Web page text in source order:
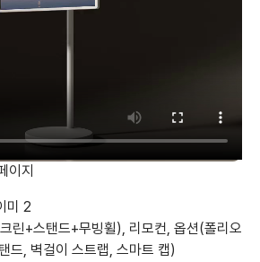
이지
미 2
린+스탠드+무빙휠), 리모컨, 옵션(폴리오
드, 벽걸이 스트랩, 스마트 캡)